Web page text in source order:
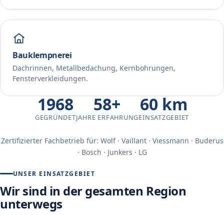
Bauklempnerei
Dachrinnen, Metallbedachung, Kernbohrungen,
Fensterverkleidungen.
1968
GEGRÜNDET
58+
JAHRE ERFAHRUNG
60 km
EINSATZGEBIET
Zertifizierter Fachbetrieb für: Wolf · Vaillant · Viessmann · Buderus
· Bosch · Junkers · LG
UNSER EINSATZGEBIET
Wir sind in der gesamten Region
unterwegs